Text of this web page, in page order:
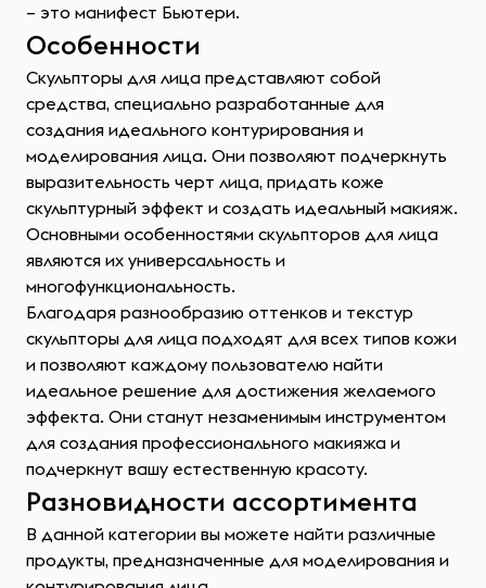
– это манифест Бьютери.
Особенности
Скульпторы для лица представляют собой
средства, специально разработанные для
создания идеального контурирования и
моделирования лица. Они позволяют подчеркнуть
выразительность черт лица, придать коже
скульптурный эффект и создать идеальный макияж.
Основными особенностями скульпторов для лица
являются их универсальность и
многофункциональность.
Благодаря разнообразию оттенков и текстур
скульпторы для лица подходят для всех типов кожи
и позволяют каждому пользователю найти
идеальное решение для достижения желаемого
эффекта. Они станут незаменимым инструментом
для создания профессионального макияжа и
подчеркнут вашу естественную красоту.
Разновидности ассортимента
В данной категории вы можете найти различные
продукты, предназначенные для моделирования и